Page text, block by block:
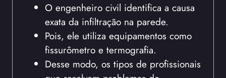
O engenheiro civil identifica a causa
exata da infiltração na parede.
Pois, ele utiliza equipamentos como
fissurômetro e termografia.
Desse modo, os tipos de profissionais